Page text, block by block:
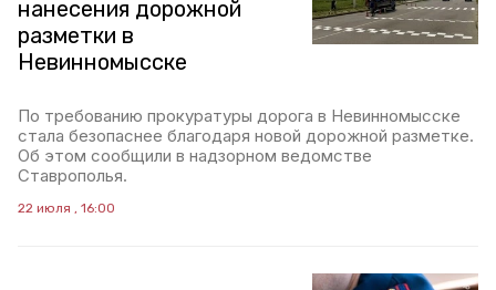
нанесения дорожной
разметки в
Невинномысске
По требованию прокуратуры дорога в Невинномысске
стала безопаснее благодаря новой дорожной разметке.
Об этом сообщили в надзорном ведомстве
Ставрополья.
22 июля , 16:00